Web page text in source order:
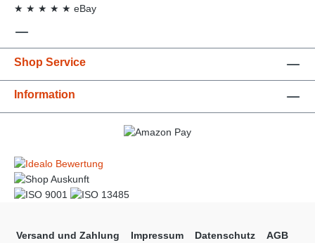
★ ★ ★ ★ ★ eBay
Shop Service
Information
Versand und Zahlung Impressum Datenschutz AGB